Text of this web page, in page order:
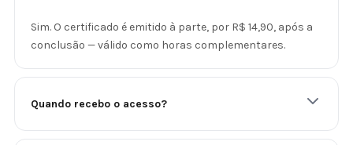
Sim. O certificado é emitido à parte, por R$ 14,90, após a
conclusão — válido como horas complementares.
Quando recebo o acesso?